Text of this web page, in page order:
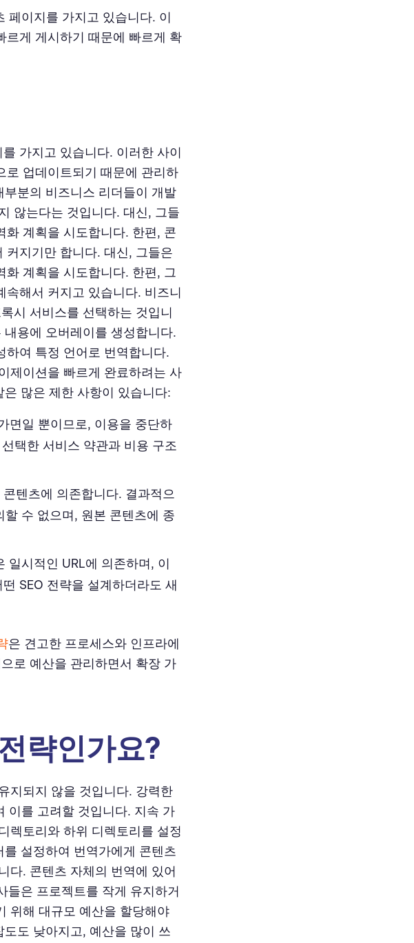
페이지를 가지고 있습니다. 이
르게 게시하기 때문에 빠르게 확
가지고 있습니다. 이러한 사이
로 업데이트되기 때문에 관리하
분의 비즈니스 리더들이 개발
않는다는 것입니다. 대신, 그들
화 계획을 시도합니다. 한편, 콘
커지기만 합니다. 대신, 그들은
계획을 시도합니다. 한편, 그
해서 커지고 있습니다. 비즈니
시 서비스를 선택하는 것입니
용에 오버레이를 생성합니다.
하여 특정 언어로 번역합니다.
제이션을 빠르게 완료하려는 사
많은 제한 사항이 있습니다:
면일 뿐이므로, 이용을 중단하
택한 서비스 약관과 비용 구조
텐츠에 의존합니다. 결과적으
수 없으며, 원본 콘텐츠에 종
일시적인 URL에 의존하며, 이
SEO 전략을 설계하더라도 새
은 견고한 프로세스와 인프라에
로 예산을 관리하면서 확장 가
략인가요?
지되지 않을 것입니다. 강력한
이를 고려할 것입니다. 지속 가
렉토리와 하위 디렉토리를 설정
설정하여 번역가에게 콘텐츠
다. 콘텐츠 자체의 번역에 있어
들은 프로젝트를 작게 유지하거
위해 대규모 예산을 할당해야
도 낮아지고, 예산을 많이 쓰